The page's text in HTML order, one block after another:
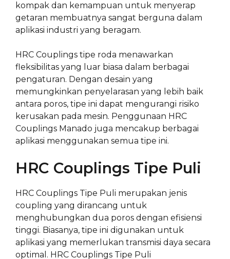
kompak dan kemampuan untuk menyerap
getaran membuatnya sangat berguna dalam
aplikasi industri yang beragam.
HRC Couplings tipe roda menawarkan
fleksibilitas yang luar biasa dalam berbagai
pengaturan. Dengan desain yang
memungkinkan penyelarasan yang lebih baik
antara poros, tipe ini dapat mengurangi risiko
kerusakan pada mesin. Penggunaan HRC
Couplings Manado juga mencakup berbagai
aplikasi menggunakan semua tipe ini.
HRC Couplings Tipe Puli
HRC Couplings Tipe Puli merupakan jenis
coupling yang dirancang untuk
menghubungkan dua poros dengan efisiensi
tinggi. Biasanya, tipe ini digunakan untuk
aplikasi yang memerlukan transmisi daya secara
optimal. HRC Couplings Tipe Puli